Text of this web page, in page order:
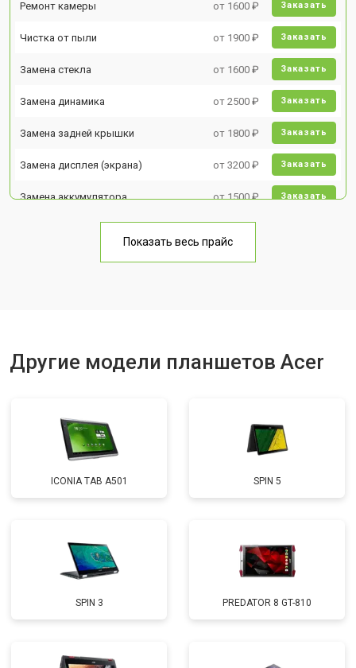
Ремонт камеры от 1600 ₽ Заказать
Чистка от пыли от 1900 ₽ Заказать
Замена стекла от 1600 ₽ Заказать
Замена динамика от 2500 ₽ Заказать
Замена задней крышки от 1800 ₽ Заказать
Замена дисплея (экрана) от 3200 ₽ Заказать
Замена аккумулятора от 1500 ₽ Заказать
Замена материнской платы от 3200 ₽
Показать весь прайс
Другие модели планшетов Acer
ICONIA TAB A501 SPIN 5
SPIN 3 PREDATOR 8 GT-810